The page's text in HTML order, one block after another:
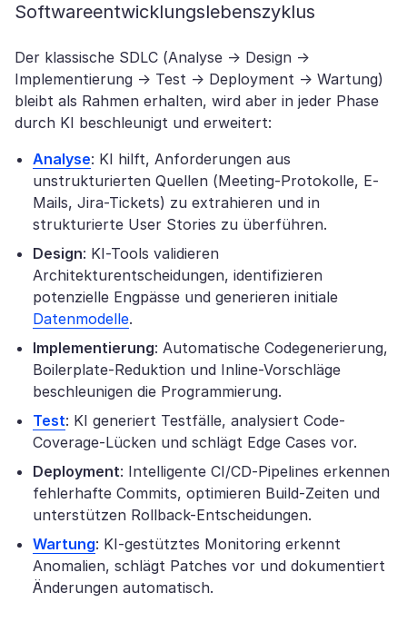
Softwareentwicklungslebenszyklus
Der klassische SDLC (Analyse → Design →
Implementierung → Test → Deployment → Wartung)
bleibt als Rahmen erhalten, wird aber in jeder Phase
durch KI beschleunigt und erweitert:
Analyse: KI hilft, Anforderungen aus
unstrukturierten Quellen (Meeting-Protokolle, E-
Mails, Jira-Tickets) zu extrahieren und in
strukturierte User Stories zu überführen.
Design: KI-Tools validieren
Architekturentscheidungen, identifizieren
potenzielle Engpässe und generieren initiale
Datenmodelle.
Implementierung: Automatische Codegenerierung,
Boilerplate-Reduktion und Inline-Vorschläge
beschleunigen die Programmierung.
Test: KI generiert Testfälle, analysiert Code-
Coverage-Lücken und schlägt Edge Cases vor.
Deployment: Intelligente CI/CD-Pipelines erkennen
fehlerhafte Commits, optimieren Build-Zeiten und
unterstützen Rollback-Entscheidungen.
Wartung: KI-gestütztes Monitoring erkennt
Anomalien, schlägt Patches vor und dokumentiert
Änderungen automatisch.